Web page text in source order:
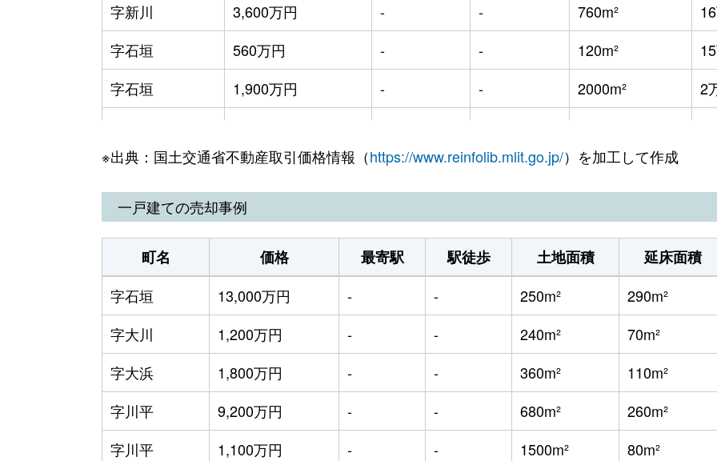
字新川
3,600万円 - - 760m²
字石垣
560万円 - - 120m²
字石垣
1,900万円 - - 2000m² 2
字大川
600万円 - - 220m²
字大浜
500万円
字川平
4,000万円 - - 1700m² 7
字川平
960万円 - - 450m² 7
字川平
1,400万円 - - 660m² 7
字白保
1,100万円 - - 530m² 6
字白保
1,500万円 - - 470m²
字白保
700万円 - - 380m² 6
※出典：国土交通省不動産取引価格情報（https://www.reinfolib.mlit.go.jp/）を加工して作成
一戸建ての売却事例
町名 価格 最寄駅 駅徒歩 土地面積 延床面積
字石垣
13,000万円 - - 250m² 290m²
字大川
1,200万円 - - 240m² 70m²
字大浜
1,800万円 - - 360m² 110m²
字川平
9,200万円 - - 680m² 260m²
字川平
1,100万円 - - 1500m² 80m²